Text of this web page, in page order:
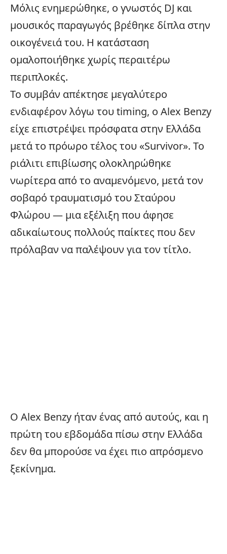
Μόλις ενημερώθηκε, ο γνωστός DJ και
μουσικός παραγωγός βρέθηκε δίπλα στην
οικογένειά του. Η κατάσταση
ομαλοποιήθηκε χωρίς περαιτέρω
περιπλοκές.
Το συμβάν απέκτησε μεγαλύτερο
ενδιαφέρον λόγω του timing, ο Alex Benzy
είχε επιστρέψει πρόσφατα στην Ελλάδα
μετά το πρόωρο τέλος του «Survivor». Το
ριάλιτι επιβίωσης ολοκληρώθηκε
νωρίτερα από το αναμενόμενο, μετά τον
σοβαρό τραυματισμό τουΣταύρου
Φλώρου— μια εξέλιξη που άφησε
αδικαίωτους πολλούς παίκτες που δεν
πρόλαβαν να παλέψουν για τον τίτλο.
Ο Alex Benzy ήταν ένας από αυτούς, και η
πρώτη του εβδομάδα πίσω στην Ελλάδα
δεν θα μπορούσε να έχει πιο απρόσμενο
ξεκίνημα.